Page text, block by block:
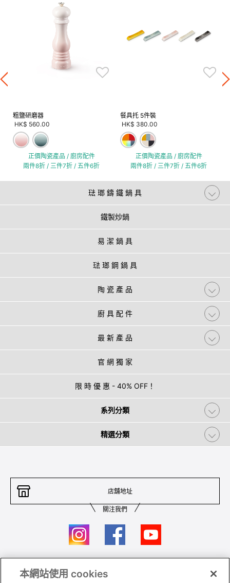
粗鹽研磨器
HK$ 560.00
正價陶瓷產品 / 廚房配件
兩件8折 / 三件7折 / 五件6折
餐具托 5件裝
HK$ 380.00
正價陶瓷產品 / 廚房配件
兩件8折 / 三件7折 / 五件6折
琺 瑯 鑄 鐵 鍋 具
鐵製炒鍋
易 潔 鍋 具
琺 瑯 鋼 鍋 具
陶 瓷 產 品
廚 具 配 件
最 新 產 品
官 網 獨 家
限 時 優 惠 - 40% OFF！
系列分類
精選分類
店舖地址
關注我們
聯絡我們
本網站使用 cookies